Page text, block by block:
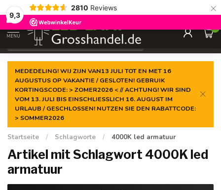
9,3
2810 Reviews ×
Garantiert derniedrigste Preis
MENU
0
MEDEDELING! WIJ ZIJN VAN13 JULI TOT EN MET 16
AUGUSTUS OP VAKANTIE / GESLOTEN! GEBRUIK
KORTINGSCODE: > ZOMER2026 < // ACHTUNG! WIR SIND
VOM 13. JULI BIS EINSCHLIESSLICH 16. AUGUST IM
URLAUB / GESCHLOSSEN! NUTZEN SIE DEN RABATTCODE:
> SOMMER2026
Startseite / Schlagworte / 4000K led armatuur
Artikel mit Schlagwort 4000K led
armatuur